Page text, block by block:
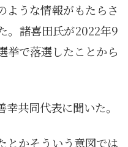
ような情報がもたらさ
。諸喜田氏が2022年9
挙で落選したことから
共同代表に聞いた。
とかそういう意図では